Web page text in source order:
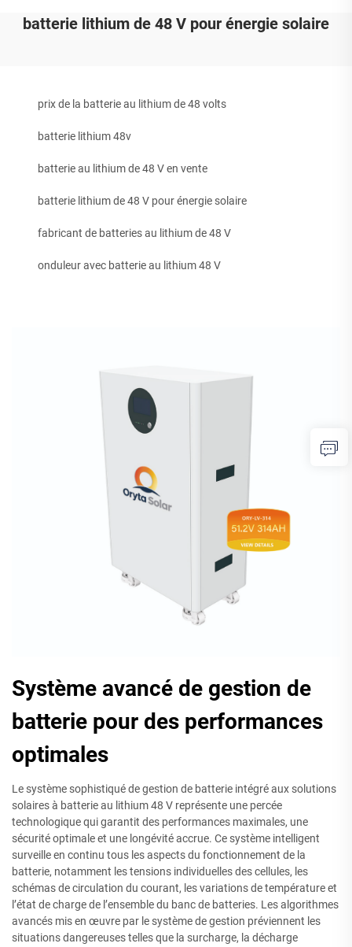
batterie lithium de 48 V pour énergie solaire
prix de la batterie au lithium de 48 volts
batterie lithium 48v
batterie au lithium de 48 V en vente
batterie lithium de 48 V pour énergie solaire
fabricant de batteries au lithium de 48 V
onduleur avec batterie au lithium 48 V
Système avancé de gestion de
batterie pour des performances
optimales
Le système sophistiqué de gestion de batterie intégré aux solutions
solaires à batterie au lithium 48 V représente une percée
technologique qui garantit des performances maximales, une
sécurité optimale et une longévité accrue. Ce système intelligent
surveille en continu tous les aspects du fonctionnement de la
batterie, notamment les tensions individuelles des cellules, les
schémas de circulation du courant, les variations de température et
l’état de charge de l’ensemble du banc de batteries. Les algorithmes
avancés mis en œuvre par le système de gestion préviennent les
situations dangereuses telles que la surcharge, la décharge